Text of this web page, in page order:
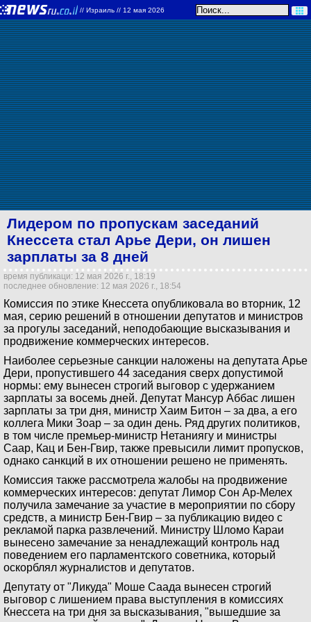
// Израиль // 12 мая 2026
Лидером по пропускам заседаний
Кнессета стал Арье Дери, он лишен
зарплаты за 8 дней
время публикаци: 12 мая 2026 г., 18:19
последнее обновление: 12 мая 2026 г., 18:54
Комиссия по этике Кнессета опубликовала во вторник, 12
мая, серию решений в отношении депутатов и министров
за прогулы заседаний, неподобающие высказывания и
продвижение коммерческих интересов.
Наиболее серьезные санкции наложены на депутата Арье
Дери, пропустившего 44 заседания сверх допустимой
нормы: ему вынесен строгий выговор с удержанием
зарплаты за восемь дней. Депутат Мансур Аббас лишен
зарплаты за три дня, министр Хаим Битон – за два, а его
коллега Мики Зоар – за один день. Ряд других политиков,
в том числе премьер-министр Нетаниягу и министры
Саар, Кац и Бен-Гвир, также превысили лимит пропусков,
однако санкций в их отношении решено не применять.
Комиссия также рассмотрела жалобы на продвижение
коммерческих интересов: депутат Лимор Сон Ар-Мелех
получила замечание за участие в мероприятии по сбору
средств, а министр Бен-Гвир – за публикацию видео с
рекламой парка развлечений. Министру Шломо Караи
вынесено замечание за ненадлежащий контроль над
поведением его парламентского советника, который
оскорблял журналистов и депутатов.
Депутату от "Ликуда" Моше Саада вынесен строгий
выговор с лишением права выступления в комиссиях
Кнессета на три дня за высказывания, "вышедшие за